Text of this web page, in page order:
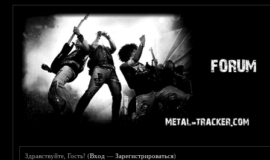
Здравствуйте, Гость! (Вход —Зарегистрироваться)